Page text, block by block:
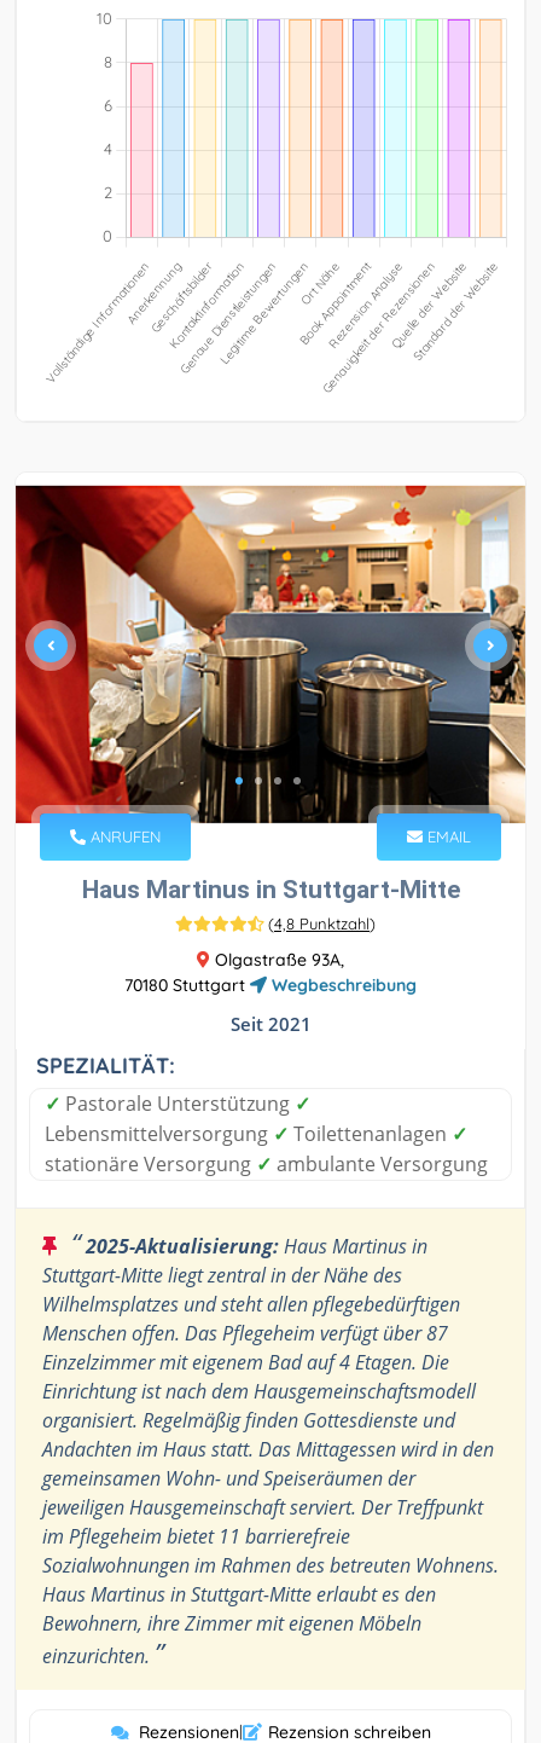
ANRUFEN EMAIL
Haus Martinus in Stuttgart-Mitte
(4,8 Punktzahl)
Olgastraße 93A,
70180 Stuttgart
Wegbeschreibung
Seit 2021
SPEZIALITÄT:
✓ Pastorale Unterstützung ✓
Lebensmittelversorgung ✓ Toilettenanlagen ✓
stationäre Versorgung ✓ ambulante Versorgung
“2025-Aktualisierung:Haus Martinus in
Stuttgart-Mitte liegt zentral in der Nähe des
Wilhelmsplatzes und steht allen pflegebedürftigen
Menschen offen. Das Pflegeheim verfügt über 87
Einzelzimmer mit eigenem Bad auf 4 Etagen. Die
Einrichtung ist nach dem Hausgemeinschaftsmodell
organisiert. Regelmäßig finden Gottesdienste und
Andachten im Haus statt. Das Mittagessen wird in den
gemeinsamen Wohn- und Speiseräumen der
jeweiligen Hausgemeinschaft serviert. Der Treffpunkt
im Pflegeheim bietet 11 barrierefreie
Sozialwohnungen im Rahmen des betreuten Wohnens.
Haus Martinus in Stuttgart-Mitte erlaubt es den
Bewohnern, ihre Zimmer mit eigenen Möbeln
einzurichten. ”
Rezensionen| Rezension schreiben